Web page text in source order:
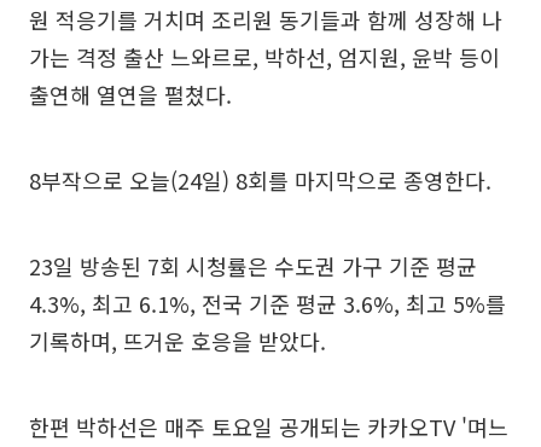
원 적응기를 거치며 조리원 동기들과 함께 성장해 나
가는 격정 출산 느와르로, 박하선, 엄지원, 윤박 등이
출연해 열연을 펼쳤다.
8부작으로 오늘(24일) 8회를 마지막으로 종영한다.
23일 방송된 7회 시청률은 수도권 가구 기준 평균
4.3%, 최고 6.1%, 전국 기준 평균 3.6%, 최고 5%를
기록하며, 뜨거운 호응을 받았다.
한편 박하선은 매주 토요일 공개되는 카카오TV '며느